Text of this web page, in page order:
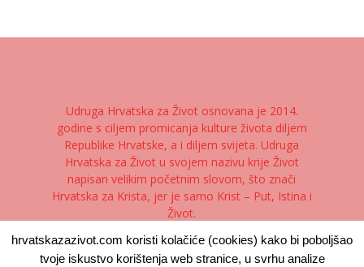
Udruga Hrvatska za Život osnovana je 2014.
godine s ciljem promicanja kulture života diljem
Republike Hrvatske, a i diljem svijeta. Udruga
Hrvatska za Život u svojem nazivu krije Život
napisan velikim početnim slovom, što znači
Hrvatska za Krista, jer je samo Krist – Put, Istina i
Život.
Kontaktirajte nas:kontakt@hrvatskazazivot.com
hrvatskazazivot.com koristi kolačiće (cookies) kako bi poboljšao
tvoje iskustvo korištenja web stranice, u svrhu analize